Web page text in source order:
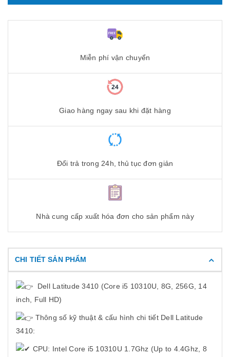
Miễn phí vận chuyển
Giao hàng ngay sau khi đặt hàng
Đổi trả trong 24h, thủ tục đơn giản
Nhà cung cấp xuất hóa đơn cho sản phẩm này
CHI TIẾT SẢN PHẨM
Dell Latitude 3410 (Core i5 10310U, 8G, 256G, 14
inch, Full HD)
Thông số kỹ thuật & cấu hình chi tiết Dell Latitude
3410:
CPU: Intel Core i5 10310U 1.7Ghz (Up to 4.4Ghz, 8